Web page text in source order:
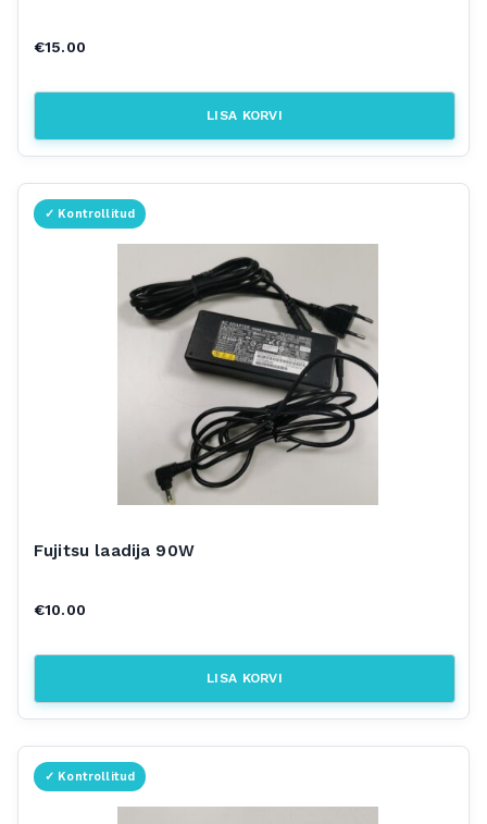
€15.00
LISA KORVI
Fujitsu laadija 90W
€10.00
LISA KORVI